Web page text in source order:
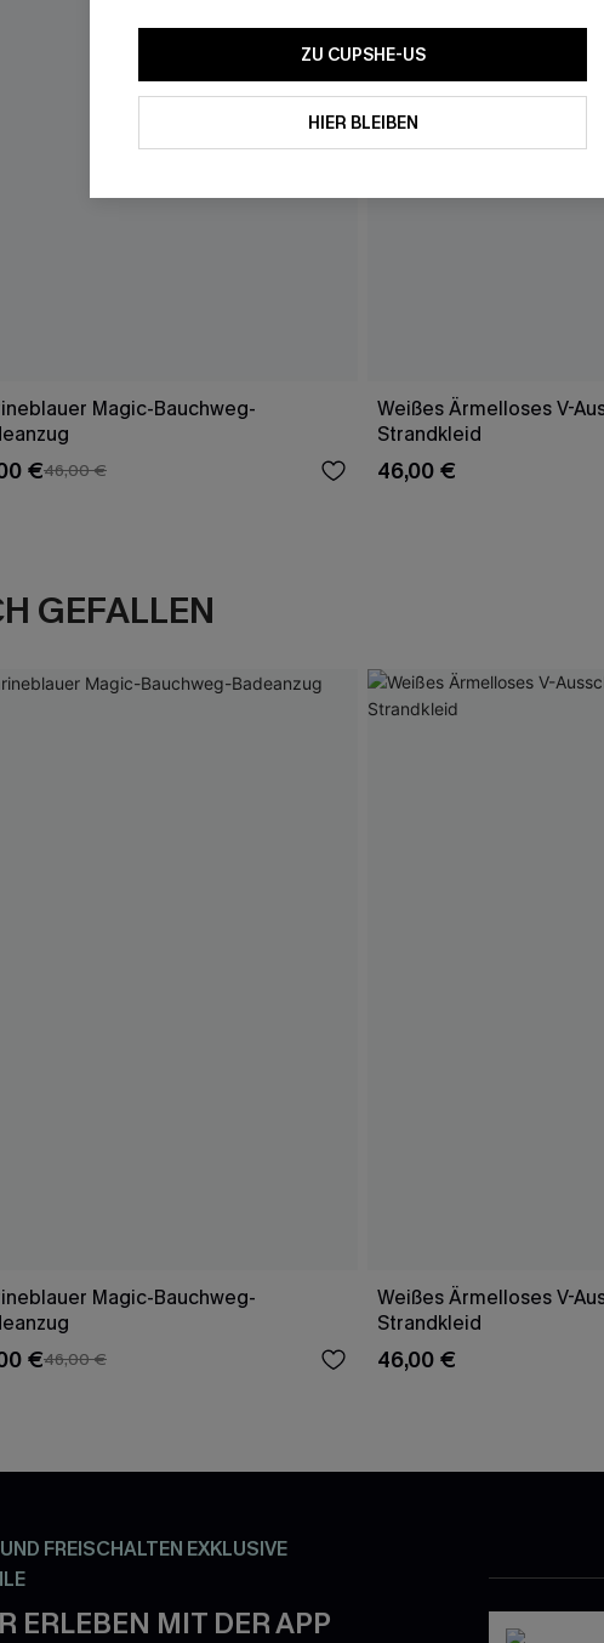
Magic-Bauchweg-
€46,00 €
Weißes Ärmelloses V-
Strandkleid
46,00 €
GEFALLEN
Magic-Bauchweg-
€46,00 €
Weißes Ärmelloses V-
Strandkleid
46,00 €
FREISCHALTEN EXKLUSIVE
ERLEBEN MIT DER APP
ZU CUPSHE-US
HIER BLEIBEN